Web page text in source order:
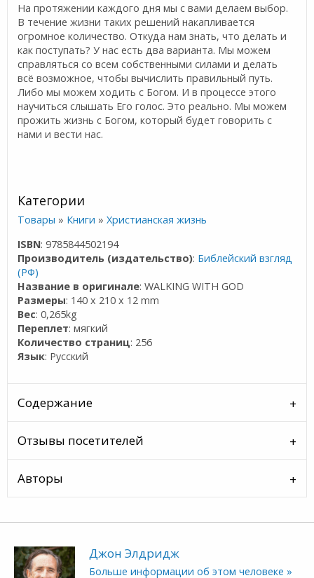
На протяжении каждого дня мы с вами делаем выбор.
В течение жизни таких решений накапливается
огромное количество. Откуда нам знать, что делать и
как поступать? У нас есть два варианта. Мы можем
справляться со всем собственными силами и делать
всё возможное, чтобы вычислить правильный путь.
Либо мы можем ходить с Богом. И в процессе этого
научиться слышать Его голос. Это реально. Мы можем
прожить жизнь с Богом, который будет говорить с
нами и вести нас.
Категории
Товары » Книги »Христианская жизнь
ISBN: 9785844502194
Производитель (издательство): Библейский взгляд
(РФ)
Название в оригинале: WALKING WITH GOD
Размеры: 140 x 210 x 12 mm
Вес: 0,265kg
Переплет: мягкий
Количество страниц: 256
Язык: Русский
Содержание
Отзывы посетителей
Авторы
Джон Элдридж
Больше информации об этом человеке »